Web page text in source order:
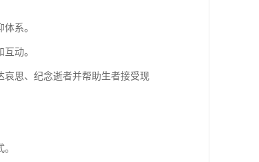
系。
动。
思、纪念逝者并帮助生者接受现